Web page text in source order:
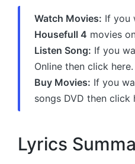
Watch Movies: If you
Housefull 4 movies
Listen Song: If you
Online then click here.
Buy Movies: If you
songs DVD then click
Lyrics